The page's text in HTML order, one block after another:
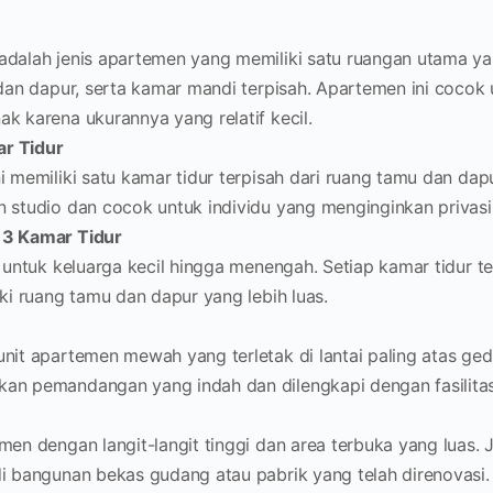
jenis apartemen yang memiliki satu ruangan utama
dapur, serta kamar mandi terpisah. Apartemen ini
karena ukurannya yang relatif kecil.
Tidur
memiliki satu kamar tidur terpisah dari ruang tamu dan
studio dan cocok untuk individu yang menginginkan
Kamar Tidur
keluarga kecil hingga menengah. Setiap kamar tidur
ruang tamu dan dapur yang lebih luas.
apartemen mewah yang terletak di lantai paling atas
pemandangan yang indah dan dilengkapi dengan
dengan langit-langit tinggi dan area terbuka yang luas.
bangunan bekas gudang atau pabrik yang telah direnovasi.